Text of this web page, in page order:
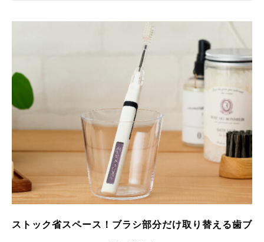
ストック省スペース！ブラシ部分だけ取り替える歯ブ